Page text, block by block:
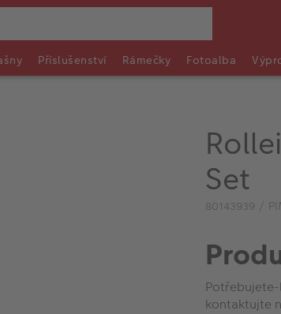
Příslušenství Rámečky Fotoalba
Set
80143939 /
kontaktujte